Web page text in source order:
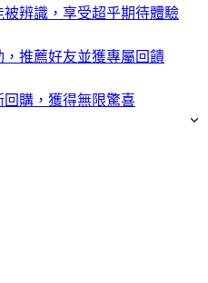
辨識，享受超乎期待體驗
推薦好友並獲專屬回饋
購，獲得無限驚喜